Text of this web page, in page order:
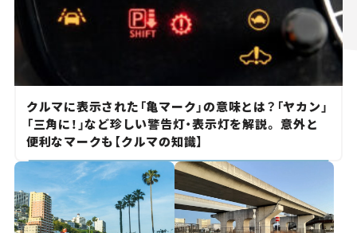
クルマに表示された「亀マーク」の意味とは？「ヤカン」
「三角に！」など珍しい警告灯・表示灯を解説。 意外と
便利なマークも【クルマの知識】